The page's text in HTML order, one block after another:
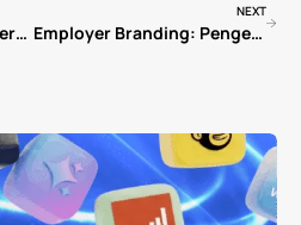
Brand Positioning: Pengertian, Strategi dan Contoh Penerapannya
NEXT
Employer Branding: Pengertian, Strategi, dan Pentingnya bagi Perusahaan